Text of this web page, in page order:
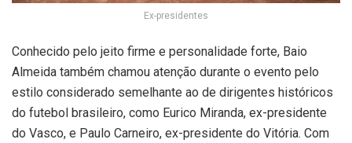
Ex-presidentes
Conhecido pelo jeito firme e personalidade forte, Baio
Almeida também chamou atenção durante o evento pelo
estilo considerado semelhante ao de dirigentes históricos
do futebol brasileiro, como Eurico Miranda, ex-presidente
do Vasco, e Paulo Carneiro, ex-presidente do Vitória. Com